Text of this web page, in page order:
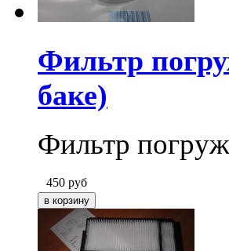
Фильтр
баке)
Фильтр
450 руб